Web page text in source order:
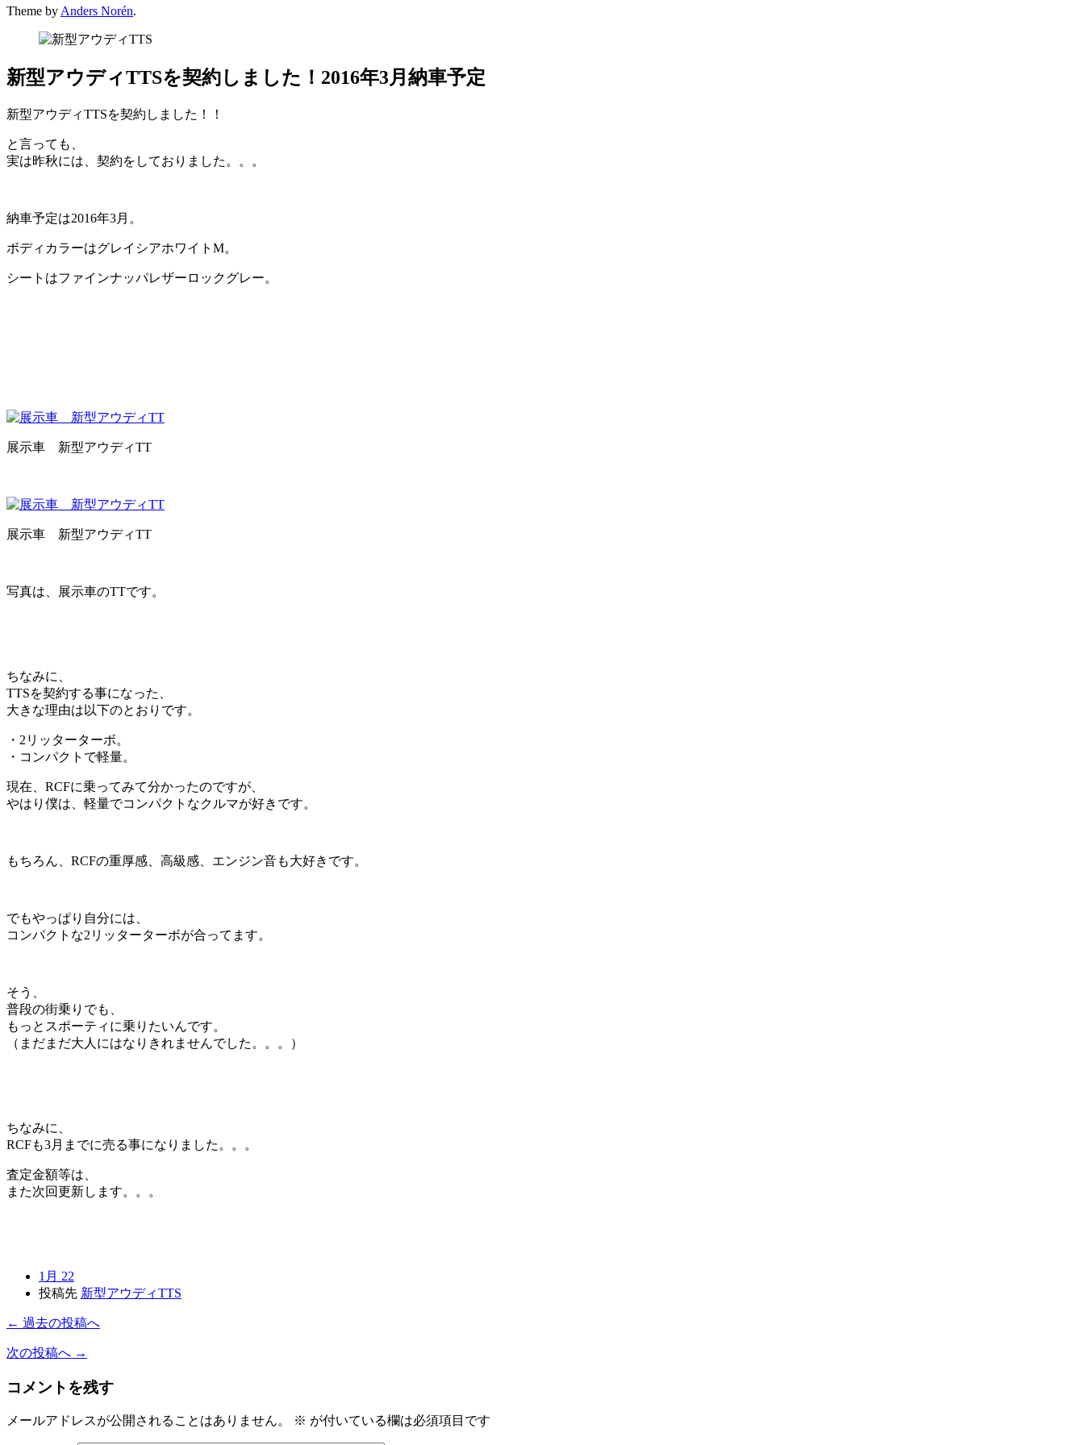
Theme by Anders Norén.
新型アウディTTSを契約しました！2016年3月納車予定
新型アウディTTSを契約しました！！
と言っても、
実は昨秋には、契約をしておりました。。。
納車予定は2016年3月。
ボディカラーはグレイシアホワイトM。
シートはファインナッパレザーロックグレー。
展示車 新型アウディTT
展示車 新型アウディTT
写真は、展示車のTTです。
ちなみに、
TTSを契約する事になった、
大きな理由は以下のとおりです。
・2リッターターボ。
・コンパクトで軽量。
現在、RCFに乗ってみて分かったのですが、
やはり僕は、軽量でコンパクトなクルマが好きです。
もちろん、RCFの重厚感、高級感、エンジン音も大好きです。
でもやっぱり自分には、
コンパクトな2リッターターボが合ってます。
そう、
普段の街乗りでも、
もっとスポーティに乗りたいんです。
（まだまだ大人にはなりきれませんでした。。。）
ちなみに、
RCFも3月までに売る事になりました。。。
査定金額等は、
また次回更新します。。。
1月 22
投稿先 新型アウディTTS
← 過去の投稿へ
次の投稿へ →
コメントを残す
メールアドレスが公開されることはありません。 ※ が付いている欄は必須項目です